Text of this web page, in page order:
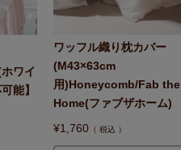
ワイ
能】
ワッフル織り枕カバー
(M43×63cm
用)Honeycomb/Fab the
Home(ファブザホーム)
¥1,760 税込